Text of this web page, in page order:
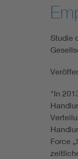
Studie
"In
Force